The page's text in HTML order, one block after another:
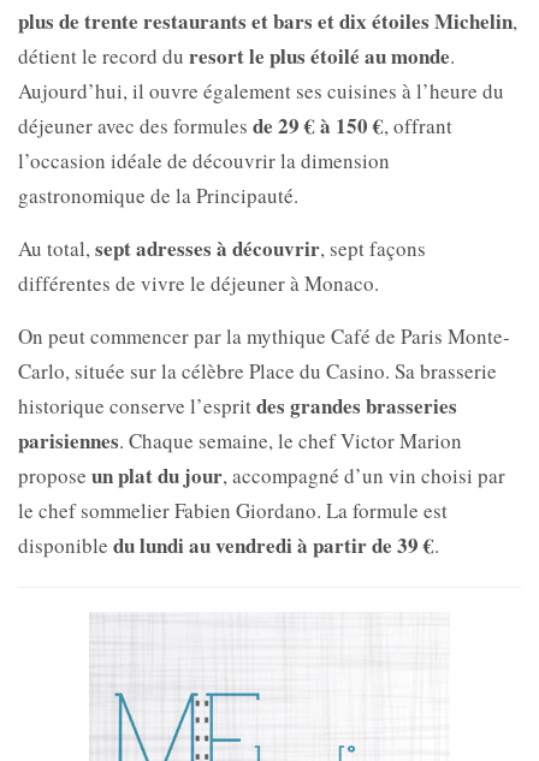
plus de trente restaurants et bars et dix étoiles Michelin,
détient le record du resort le plus étoilé au monde.
Aujourd’hui, il ouvre également ses cuisines à l’heure du
déjeuner avec des formules de 29 € à 150 €, offrant
l’occasion idéale de découvrir la dimension
gastronomique de la Principauté.
Au total, sept adresses à découvrir, sept façons
différentes de vivre le déjeuner à Monaco.
On peut commencer par la mythique Café de Paris Monte-
Carlo, située sur la célèbre Place du Casino. Sa brasserie
historique conserve l’espritdes grandes brasseries
parisiennes. Chaque semaine, le chefVictor Marion
propose un plat du jour, accompagné d’un vin choisi par
le chef sommelierFabien Giordano. La formule est
disponible du lundi au vendredi à partir de 39 €.